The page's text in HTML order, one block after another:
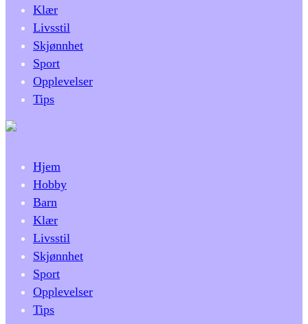
Klær
Livsstil
Skjønnhet
Sport
Opplevelser
Tips
Hjem
Hobby
Barn
Klær
Livsstil
Skjønnhet
Sport
Opplevelser
Tips